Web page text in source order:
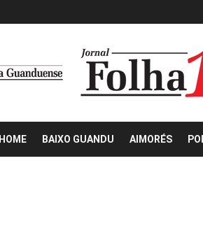
HOME BAIXO GUANDU AIMORÉS